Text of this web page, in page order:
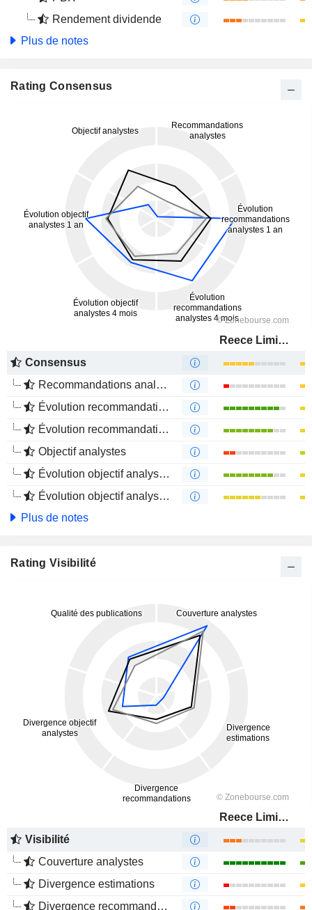
Rendement dividende
Plus de notes
Rating Consensus
Reece Limited
Consensus
Recommandations analystes
Évolution recommandations analystes 1 an
Évolution recommandations analystes 4 mois
Objectif analystes
Évolution objectif analystes 1 an
Évolution objectif analystes 4 mois
Plus de notes
Rating Visibilité
Reece Limited
Visibilité
Couverture analystes
Divergence estimations
Divergence recommandations analystes